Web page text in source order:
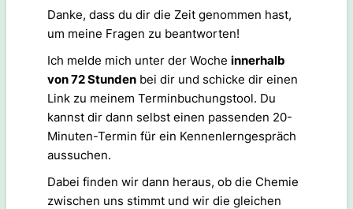
Danke, dass du dir die Zeit genommen hast,
um meine Fragen zu beantworten!
Ich melde mich unter der Woche innerhalb
von 72 Stunden bei dir und schicke dir einen
Link zu meinem Terminbuchungstool. Du
kannst dir dann selbst einen passenden 20-
Minuten-Termin für ein Kennenlerngespräch
aussuchen.
Dabei finden wir dann heraus, ob die Chemie
zwischen uns stimmt und wir die gleichen